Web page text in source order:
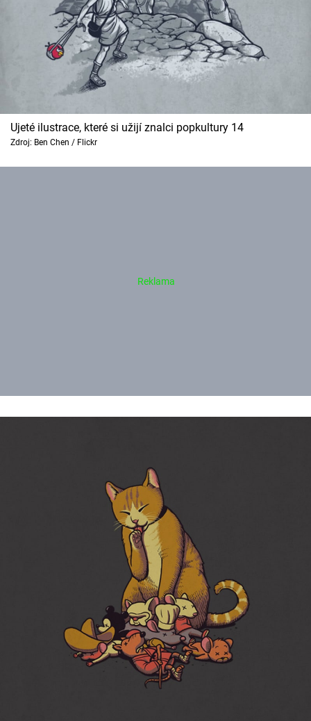
Ujeté ilustrace, které si užijí znalci popkultury 14
Zdroj: Ben Chen / Flickr